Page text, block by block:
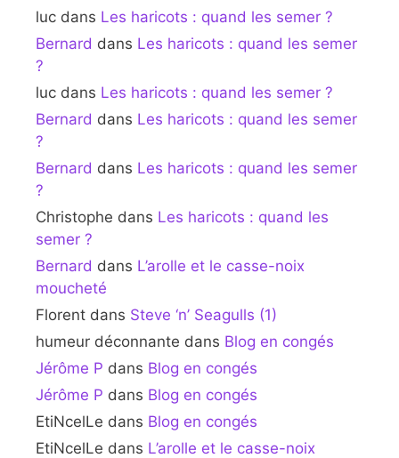
luc dans Les haricots : quand les semer ?
Bernard dans Les haricots : quand les semer
?
luc dans Les haricots : quand les semer ?
Bernard dans Les haricots : quand les semer
?
Bernard dans Les haricots : quand les semer
?
Christophe dans Les haricots : quand les
semer ?
Bernard dans L’arolle et le casse-noix
moucheté
Florent dans Steve ‘n’ Seagulls (1)
humeur déconnante dans Blog en congés
Jérôme P dans Blog en congés
Jérôme P dans Blog en congés
EtiNcelLe dans Blog en congés
EtiNcelLe dans L’arolle et le casse-noix